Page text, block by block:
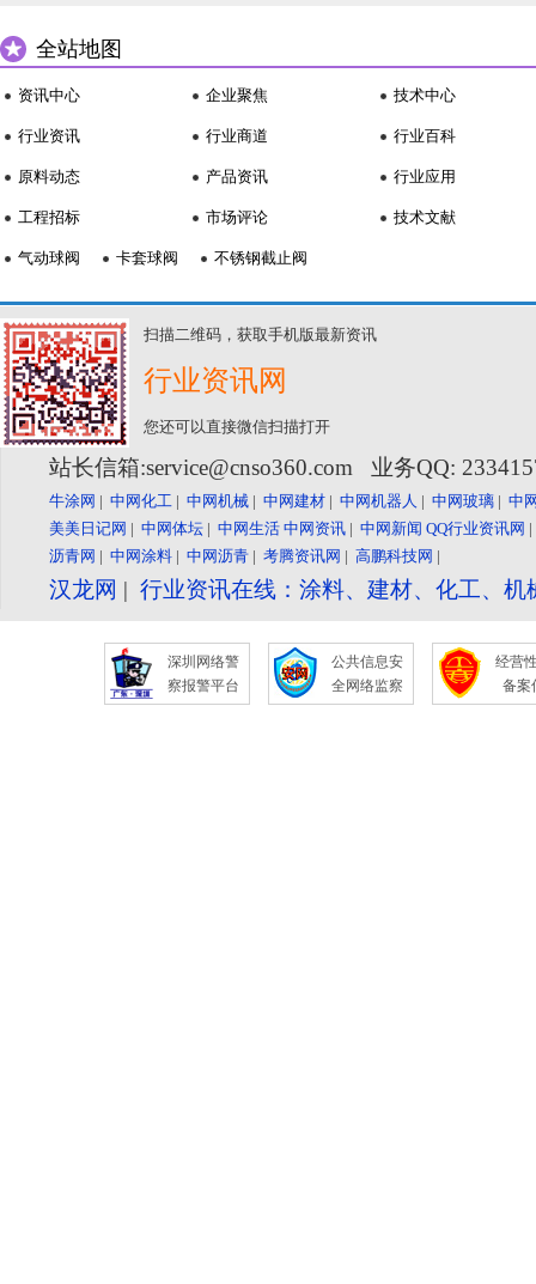
全站地图
资讯中心
行业资讯
原料动态
工程招标
企业聚焦
行业商道
产品资讯
市场评论
技术中心
行业百科
行业应用
技术文献
气动球阀 卡套球阀 不锈钢截止阀
扫描二维码，获取手机版最新资讯
行业资讯网
您还可以直接微信扫描打开
站长信箱:service@cnso360.com 业务QQ:
牛涂网 | 中网化工 | 中网机械 | 中网建材 | 中网机器人 | 中网玻璃 | 中
美美日记网 | 中网体坛 | 中网生活 中网资讯 | 中网新闻 QQ行业资讯网
沥青网 | 中网涂料 | 中网沥青 | 考腾资讯网 | 高鹏科技网 |
汉龙网 | 行业资讯在线：涂料、建材、化工、
深圳网络警
察报警平台
公共信息安
全网络监察
经营
备案